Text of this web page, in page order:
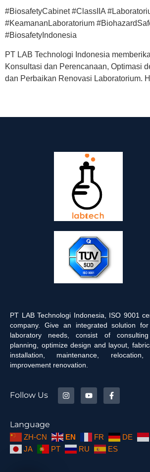
#BiosafetyCabinet #ClassIIA
#KeamananLaboratorium
#BiosafetyIndonesia
PT LAB Technologi Indonesia
Konsultasi dan Perencanaan, Optimasi
dan Perbaikan Renovasi Laboratorium.
PT LAB Technologi Indonesia, ISO 9001
company. Give an integrated solution
laboratory needs, consist of
planning, optimize design and layout,
installation, maintenance,
improvement renovation.
Follow Us
Language
ZH-CN EN FR DE
JA
PT RU ES